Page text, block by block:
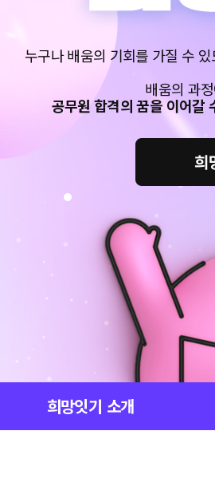
누구나 배움의 기회를 가질 수
배움의 과
공무원 합격의 꿈을 이어갈
희망잇기 소개